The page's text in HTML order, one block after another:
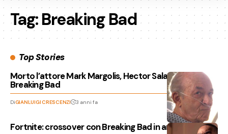
Tag:Breaking Bad
Top Stories
Morto l’attore Mark Margolis, Hector Salamanca di
Breaking Bad
DiGIANLUIGI CRESCENZI 3 anni fa
Fortnite: crossover con Breaking Bad in arrivo?